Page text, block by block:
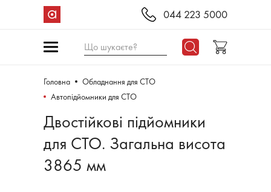
044 223 5000
Що шукаєте?
Головна
Обладнання для СТО
Автопідйомники для СТО
Двостійкові підйомники
для СТО. Загальна висота
3865 мм